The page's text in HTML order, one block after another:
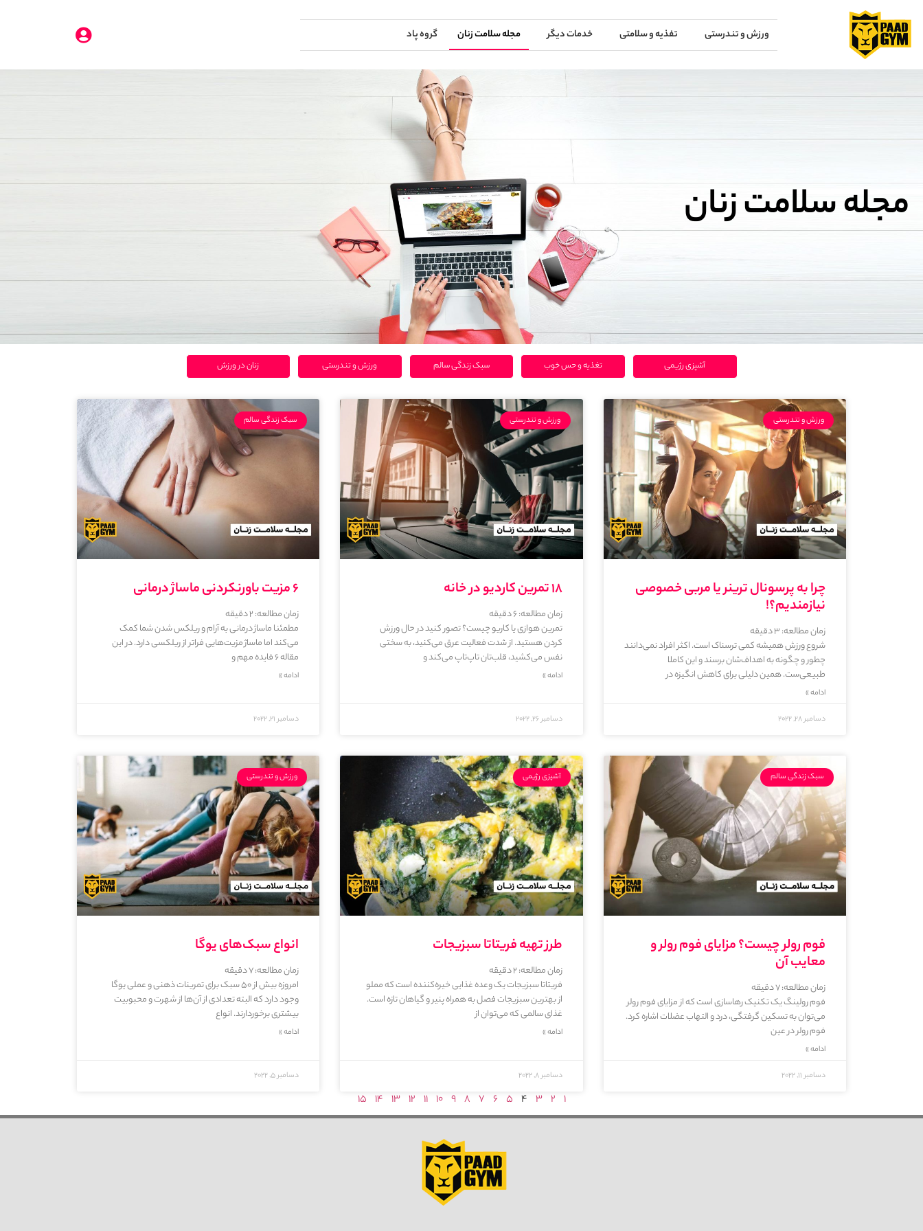
ورزش و تندرستی تفذیه و سلامتی خدمات دیگر مجله سلامت زنان گروه پاد
مجله سلامت زنان
آشپزی رژیمی تغذیه و حس خوب سبک زندگی سالم ورزش و تندرستی زنان در ورزش
ورزش و تندرستی
چرا به پرسونال ترینر یا مربی خصوصی
نیازمندیم؟!
زمان مطالعه:3دقیقه
شروع ورزش همیشه کمی ترسناک است. اکثر افراد نمی‌دانند
چطور و چگونه به اهداف‌شان برسند و این کاملا
طبیعی‌ست. همین دلیلی برای کاهش انگیزه در
ادامه »
دسامبر 28, 2022
ورزش و تندرستی
۱۸ تمرین کاردیو در خانه
زمان مطالعه:6دقیقه
تمرین هوازی یا کاریو چیست؟ تصور کنید در حال ورزش
کردن هستید. از شدت فعالیت عرق می‌کنید، به سختی
نفس می‌کشید، قلب‌تان تاپ‌تاپ می‌‌کند و
ادامه »
دسامبر 26, 2022
سبک زندگی سالم
۶ مزیت باورنکردنی ماساژ درمانی
زمان مطالعه:2دقیقه
مطمئنا ماساژ درمانی به آرام و ریلکس شدن شما کمک
می‌کند اما ماساژ مزیت‌هایی فراتر از ریلکسی دارد. در این
مقاله ۶ فایده مهم و
ادامه »
دسامبر 21, 2022
سبک زندگی سالم
فوم رولر چیست؟ مزایای فوم رولر و
معایب آن
زمان مطالعه:7دقیقه
فوم‌ رولینگ یک تکنیک رهاسازی است که از مزایای فوم رولر
می‌توان به تسکین گرفتگی، درد و التهاب عضلات اشاره کرد.
فوم رولر در عین
ادامه »
دسامبر 11, 2022
آشپزی رژیمی
طرز تهیه فریتاتا سبزیجات
زمان مطالعه:2دقیقه
فریتاتا سبزیجات یک وعده غذایی خیره‌کننده است که مملو
از بهترین سبزیجات فصل به همراه پنیر و گیاهان تازه است.
غذای سالمی که می‌توان از
ادامه »
دسامبر 8, 2022
ورزش و تندرستی
انواع سبک‌های یوگا
زمان مطالعه:7دقیقه
امروزه بیش از ۵۰ سبک برای تمرینات ذهنی و عملی یوگا
وجود دارد که البته تعدادی از آن‌ها از شهرت و محبوبیت
بیشتری برخوردارند. انواع
ادامه »
دسامبر 5, 2022
1
2
3
4
5
6
7
8
9
10
11
12
13
14
15